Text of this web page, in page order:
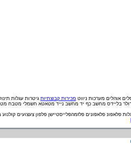
אוהלים מערכות ניווט מכירות קבוצתיות גיטרות עגלות
בליידס מחשב כף יד מחשב נייד מטאטא חשמלי מטבח
פלאפונ פלאפונים פלזמהפלייסטיישן פלפון צעצועים קולנוע